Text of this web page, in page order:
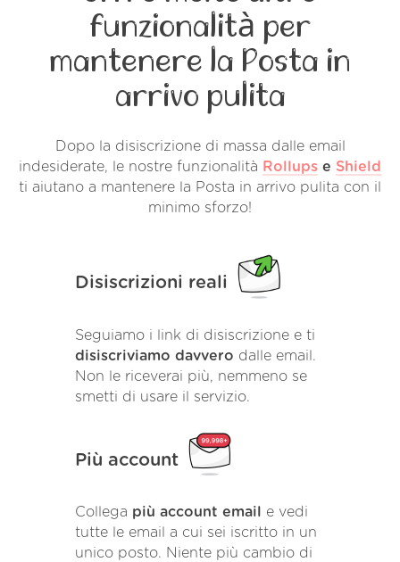
funzionalità per
mantenere la Posta in
arrivo pulita
Dopo la disiscrizione di massa dalle email
indesiderate, le nostre funzionalità Rollups e Shield
ti aiutano a mantenere la Posta in arrivo pulita con il
minimo sforzo!
Disiscrizioni reali
Seguiamo i link di disiscrizione e ti
disiscriviamo davvero dalle email.
Non le riceverai più, nemmeno se
smetti di usare il servizio.
Più account
Collega più account email e vedi
tutte le email a cui sei iscritto in un
unico posto. Niente più cambio di